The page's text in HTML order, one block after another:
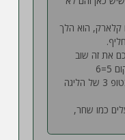
קלארק, הוא הלך
את זה שוב
כמו שחר,